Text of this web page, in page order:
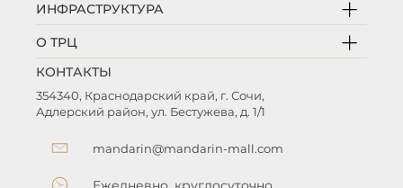
ИНФРАСТРУКТУРА
О ТРЦ
КОНТАКТЫ
354340, Краснодарский край, г. Сочи,
Адлерский район, ул. Бестужева, д. 1/1
mandarin@mandarin-mall.com